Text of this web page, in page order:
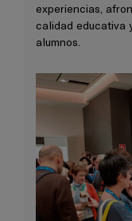
experiencias,
calidad educativa
alumnos.